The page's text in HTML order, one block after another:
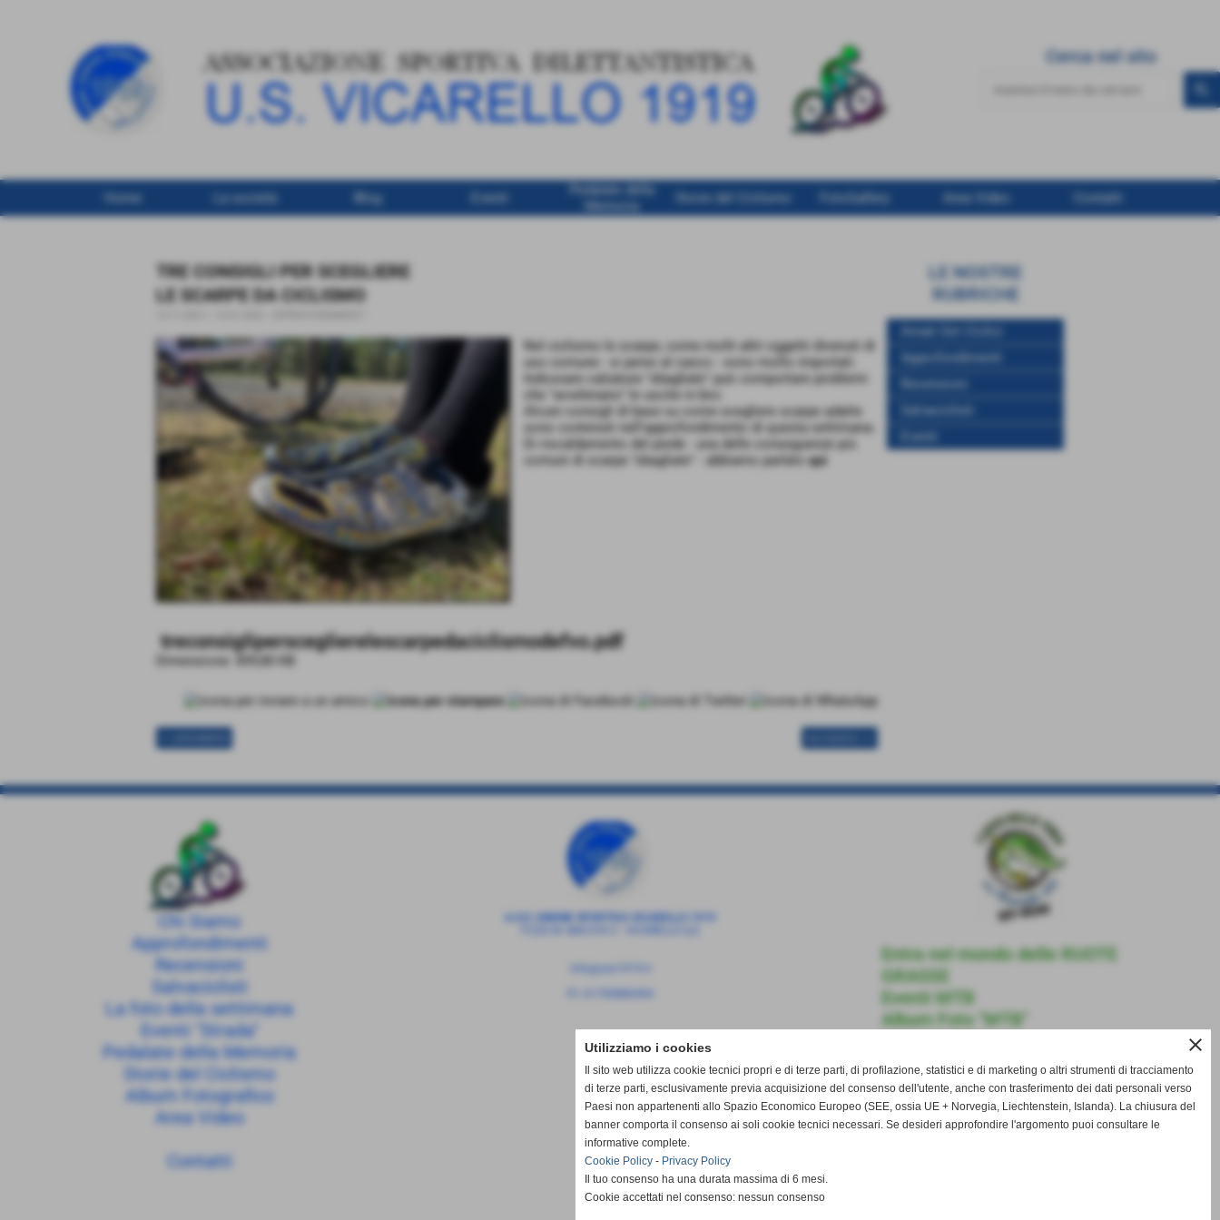
Cerca nel sito
Home La società Blog Eventi
Pedalate della
Storie del Ciclismo FotoGallery Area Video Contatti
TRE CONSIGLI PER SCEGLIERE
LE SCARPE DA CICLISMO
Nel ciclismo le scarpe, come molti altri oggetti divenuti di
uso comune - si pensi al casco - sono molto importati.
Indossare calzature "sbagliate" può comportare problemi
che "avvelenano" le uscite in bici.
Alcuni consigli di base su come scegliere scarpe adatte
sono contenuti nell'approfondimento di questa settimana.
Di riscaldamento del piede - una delle conseguenze più
comuni di scarpe "sbagliate" - abbiamo parlato qui
treconsiglipersceglierelescarpedaciclismodefvo.pdf
Dimensione: 859,80 KB
LE NOSTRE
RUBRICHE
Amati Giri Ciclici
Approfondimenti
Recensioni
Salvaciclisti
Eventi
Chi Siamo
Approfondimenti
Recensioni
Salvaciclisti
La foto della settimana
Eventi "Strada"
Pedalate della Memoria
Storie del Ciclismo
Album Fotografico
Area Video
Contatti
A.S.D. UNIONE SPORTIVA VICARELLO 1919
Entra nel mondo delle RUOTE
GRASSE
Eventi MTB
Album Foto "MTB"
Contatti
close
Utilizziamo i cookies
Il sito web utilizza cookie tecnici propri e di terze parti, di profilazione, statistici e di marketing o altri strumenti di tracciamento
di terze parti, esclusivamente previa acquisizione del consenso dell'utente, anche con trasferimento dei dati personali verso
Paesi non appartenenti allo Spazio Economico Europeo (SEE, ossia UE + Norvegia, Liechtenstein, Islanda). La chiusura del
banner comporta il consenso ai soli cookie tecnici necessari. Se desideri approfondire l'argomento puoi consultare le
informative complete.
Cookie Policy - Privacy Policy
Il tuo consenso ha una durata massima di 6 mesi.
Cookie accettati nel consenso: nessun consenso